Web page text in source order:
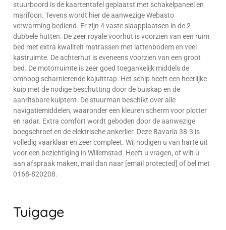
stuurboord is de kaartentafel geplaatst met schakelpaneel en
marifoon. Tevens wordt hier de aanwezige Webasto
verwarming bediend. Er zijn 4 vaste slaapplaatsen in de 2
dubbele hutten. De zeer royale voorhut is voorzien van een ruim
bed met extra kwaliteit matrassen met lattenbodem en veel
kastruimte. De achterhut is eveneens voorzien van een groot
bed. De motorruimte is zeer goed toegankelijk middels de
omhoog scharnierende kajuittrap. Het schip heeft een heerlijke
kuip met de nodige beschutting door de buiskap en de
aanritsbare kuiptent. De stuurman beschikt over alle
navigatiemiddelen, waaronder een kleuren scherm voor plotter
en radar. Extra comfort wordt geboden door de aanwezige
boegschroef en de elektrische ankerlier. Deze Bavaria 38-3 is
volledig vaarklaar en zeer compleet. Wij nodigen u van harte uit
voor een bezichtiging in Willemstad. Heeft u vragen, of wilt u
aan afspraak maken, mail dan naar [email protected] of bel met
0168-820208.
Tuigage